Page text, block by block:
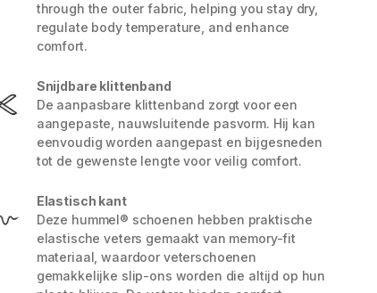
5 / 8
through the outer fabric, helping you stay dry,
regulate body temperature, and enhance
comfort.
Snijdbare klittenband
De aanpasbare klittenband zorgt voor een
aangepaste, nauwsluitende pasvorm. Hij kan
eenvoudig worden aangepast en bijgesneden
tot de gewenste lengte voor veilig comfort.
Elastisch kant
Deze hummel® schoenen hebben praktische
elastische veters gemaakt van memory-fit
materiaal, waardoor veterschoenen
gemakkelijke slip-ons worden die altijd op hun